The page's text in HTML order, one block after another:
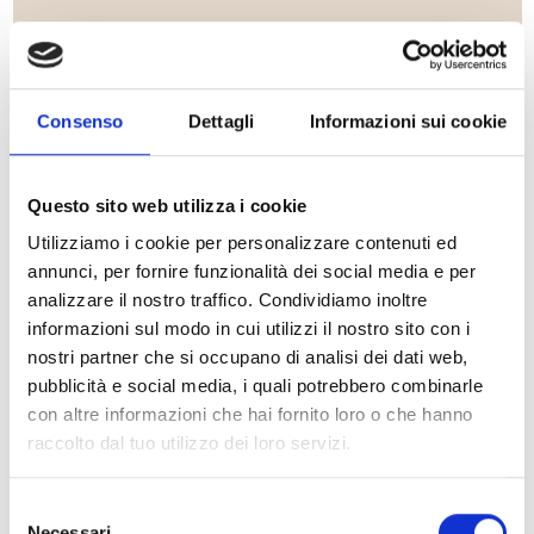
Consenso Dettagli Informazioni sui cookie
Questo sito web utilizza i cookie
Utilizziamo i cookie per personalizzare contenuti ed
annunci, per fornire funzionalità dei social media e per
analizzare il nostro traffico. Condividiamo inoltre
informazioni sul modo in cui utilizzi il nostro sito con i
nostri partner che si occupano di analisi dei dati web,
pubblicità e social media, i quali potrebbero combinarle
con altre informazioni che hai fornito loro o che hanno
raccolto dal tuo utilizzo dei loro servizi.
Dal 1° al 2 agosto le chiese francescane e le chiese parrocchiali
accoglieranno migliaia di pellegrini che vorranno vivere il
Perdono di Assisi. Un 2025 davvero ricco di grazia, in quanto
anno giubilare e nel quale ricorrono gli 800 anni delCantico
delle Creature. Anche il santuario della Porziuncola, ad Assisi,
è pronto ad accogliere i pellegrini, con iniziative e celebrazioni
Massimo Fusarelli, Ministro generale dell’OFM, presiederà le